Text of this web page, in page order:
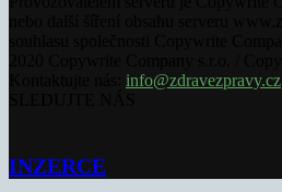
info@zdravezpravy.cz
INZERCE